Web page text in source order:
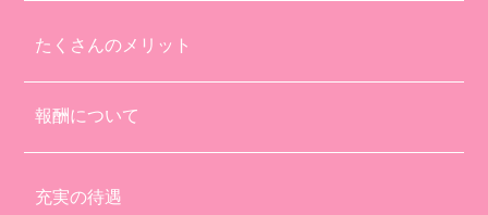
たくさんのメリット
報酬について
充実の待遇